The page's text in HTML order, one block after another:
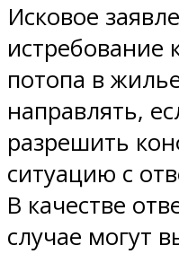
Исковое
истребование
потопа в
направлять,
разрешить
ситуацию с
В качестве
случае могут